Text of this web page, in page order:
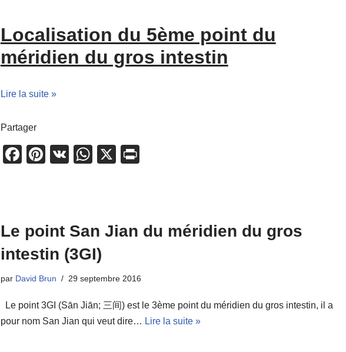
Localisation du 5ème point du
méridien du gros intestin
Lire la suite »
Partager
F
b
o
k
Pi
st
V
W
A
p
p
X
Le point San Jian du méridien du gros
intestin (3GI)
par David Brun 29 septembre 2016
Le point 3GI (Sān Jiān; 三间) est le 3ème point du méridien du gros intestin, il a
pour nom San Jian qui veut dire… Lire la suite »